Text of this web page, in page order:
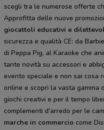
scegli tra le numerose offerte
Approfitta delle nuove
giocattoli educativi e
sicurezza e qualità CE: da
di Peppa Pig, al Karaoke che
tante novità su accessori e
evento speciale e non sai cosa
online e scopri la vasta gamma
giochi creativi e per il tempo
complementi d'arredo per le
marche in commercio come